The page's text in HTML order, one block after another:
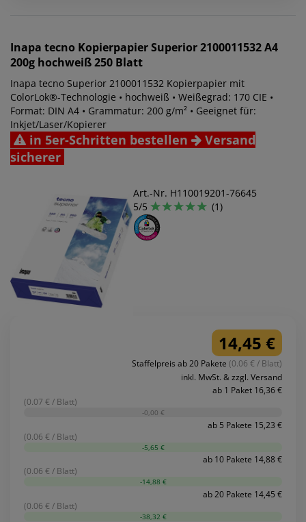
Inapa tecno Kopierpapier Superior 2100011532 A4
200g hochweiß 250 Blatt
Inapa tecno Superior 2100011532 Kopierpapier mit
ColorLok®-Technologie • hochweiß • Weißegrad: 170 CIE •
Format: DIN A4 • Grammatur: 200 g/m² • Geeignet für:
Inkjet/Laser/Kopierer
in 5er-Schritten bestellen
Versand
sicherer
Art.-Nr. H110019201-76645
5/5
(1)
14,45 €
Staffelpreis ab 20 Pakete (0.06 € / Blatt)
inkl. MwSt. & zzgl. Versand
ab 1 Paket 16,36 €
(0.07 € / Blatt)
-0,00 €
ab 5 Pakete 15,23 €
(0.06 € / Blatt)
-5,65 €
ab 10 Pakete 14,88 €
(0.06 € / Blatt)
-14,88 €
ab 20 Pakete 14,45 €
(0.06 € / Blatt)
-38,32 €